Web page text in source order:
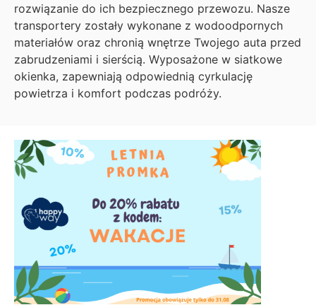
rozwiązanie do ich bezpiecznego przewozu. Nasze
transportery zostały wykonane z wodoodpornych
materiałów oraz chronią wnętrze Twojego auta przed
zabrudzeniami i sierścią. Wyposażone w siatkowe
okienka, zapewniają odpowiednią cyrkulację
powietrza i komfort podczas podróży.